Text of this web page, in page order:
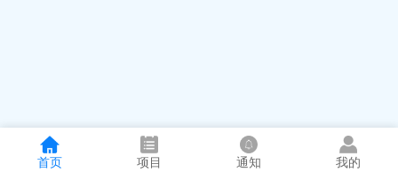
首页 项目 通知 我的